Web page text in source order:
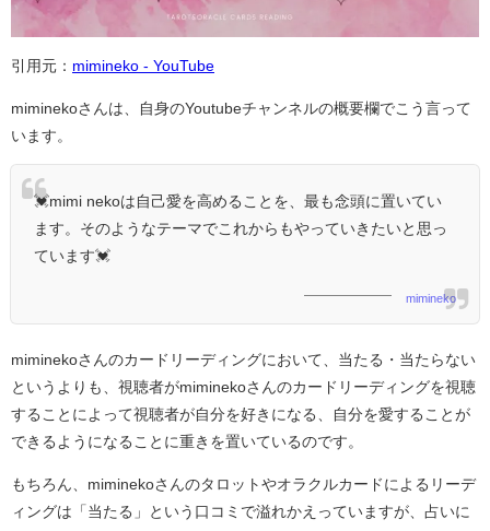
引用元： mimineko - YouTube
miminekoさんは、自身のYoutubeチャンネルの概要欄でこう言って
います。
💓mimi nekoは自己愛を高めることを、最も念頭に置いてい
ます。そのようなテーマでこれからもやっていきたいと思っ
ています💓
mimineko
miminekoさんのカードリーディングにおいて、当たる・当たらない
というよりも、視聴者がmiminekoさんのカードリーディングを視聴
することによって視聴者が自分を好きになる、自分を愛することが
できるようになることに重きを置いているのです。
もちろん、miminekoさんのタロットやオラクルカードによるリーデ
ィングは「当たる」という口コミで溢れかえっていますが、占いに